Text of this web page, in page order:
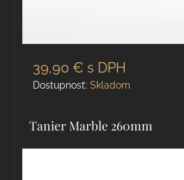
39,90 € s DPH
Dostupnosť: Skladom
Tanier Marble 260mm